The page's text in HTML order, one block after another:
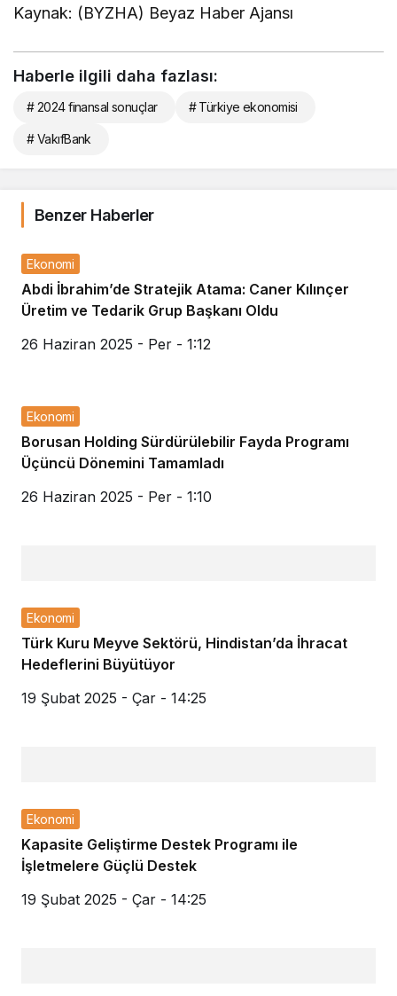
Kaynak: (BYZHA) Beyaz Haber Ajansı
Haberle ilgili daha fazlası:
# 2024 finansal sonuçlar # Türkiye ekonomisi
# VakıfBank
Benzer Haberler
Ekonomi
Abdi İbrahim’de Stratejik Atama: Caner Kılınçer
Üretim ve Tedarik Grup Başkanı Oldu
26 Haziran 2025 - Per - 1:12
Ekonomi
Borusan Holding Sürdürülebilir Fayda Programı
Üçüncü Dönemini Tamamladı
26 Haziran 2025 - Per - 1:10
Ekonomi
Türk Kuru Meyve Sektörü, Hindistan’da İhracat
Hedeflerini Büyütüyor
19 Şubat 2025 - Çar - 14:25
Ekonomi
Kapasite Geliştirme Destek Programı ile
İşletmelere Güçlü Destek
19 Şubat 2025 - Çar - 14:25